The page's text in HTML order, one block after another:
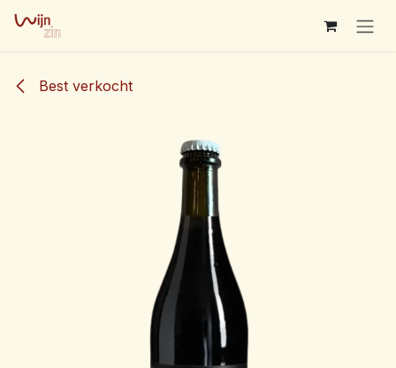
Overslaan naar inhoud
Best verkocht